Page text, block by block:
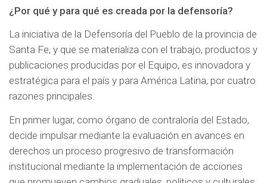
¿Por qué y para qué es creada por la defensoría?
La iniciativa de la Defensoría del Pueblo de la provincia de
Santa Fe, y que se materializa con el trabajo, productos y
publicaciones producidas por el Equipo, es innovadora y
estratégica para el país y para América Latina, por cuatro
razones principales.
En primer lugar, como órgano de contraloría del Estado,
decide impulsar mediante la evaluación en avances en
derechos un proceso progresivo de transformación
institucional mediante la implementación de acciones